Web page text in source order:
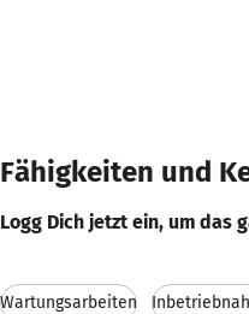
Fähigkeiten und
Logg Dich jetzt ein, um das
Wartungsarbeiten